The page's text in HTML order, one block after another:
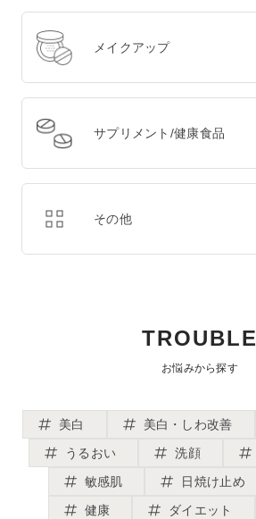
メイクアップ
サプリメント/健康食品
その他
TROUBLE
お悩みから探す
美白 美白・しわ改善
うるおい
洗顔
敏感肌
日焼け止め
健康
ダイエット